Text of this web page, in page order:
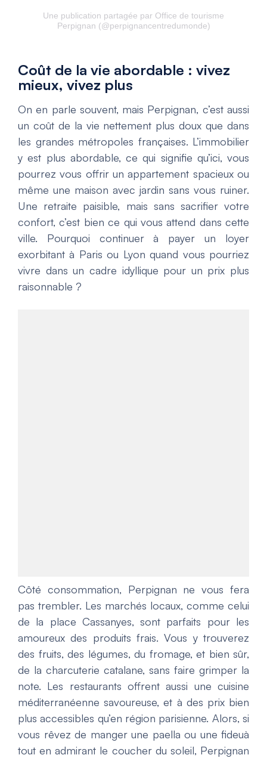
Une publication partagée par Office de tourisme
Perpignan (@perpignancentredumonde)
Coût de la vie abordable : vivez
mieux, vivez plus
On en parle souvent, mais Perpignan, c’est aussi
un coût de la vie nettement plus doux que dans
les grandes métropoles françaises. L’immobilier
y est plus abordable, ce qui signifie qu’ici, vous
pourrez vous offrir un appartement spacieux ou
même une maison avec jardin sans vous ruiner.
Une retraite paisible, mais sans sacrifier votre
confort, c’est bien ce qui vous attend dans cette
ville. Pourquoi continuer à payer un loyer
exorbitant à Paris ou Lyon quand vous pourriez
vivre dans un cadre idyllique pour un prix plus
raisonnable ?
Côté consommation, Perpignan ne vous fera
pas trembler. Les marchés locaux, comme celui
de la place Cassanyes, sont parfaits pour les
amoureux des produits frais. Vous y trouverez
des fruits, des légumes, du fromage, et bien sûr,
de la charcuterie catalane, sans faire grimper la
note. Les restaurants offrent aussi une cuisine
méditerranéenne savoureuse, et à des prix bien
plus accessibles qu’en région parisienne. Alors, si
vous rêvez de manger une paella ou une fideuà
tout en admirant le coucher du soleil, Perpignan